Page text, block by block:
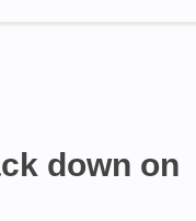
down on